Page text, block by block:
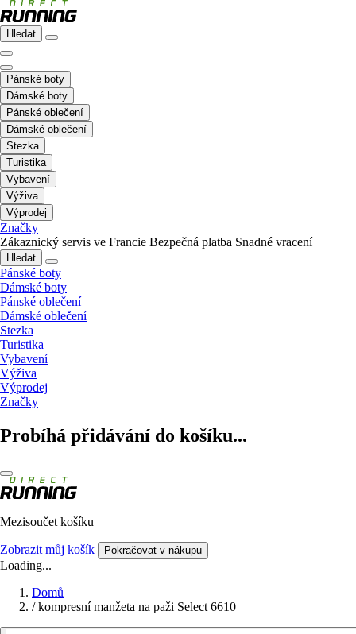
Hledat
Pánské boty
Dámské boty
Pánské oblečení
Dámské oblečení
Stezka
Turistika
Vybavení
Výživa
Výprodej
Značky
Zákaznický servis ve Francie Bezpečná platba Snadné vracení
Hledat
Pánské boty
Dámské boty
Pánské oblečení
Dámské oblečení
Stezka
Turistika
Vybavení
Výživa
Výprodej
Značky
Probíhá přidávání do košíku...
Mezisoučet košíku
Zobrazit můj košík Pokračovat v nákupu
Loading...
Domů
/ kompresní manžeta na paži Select 6610